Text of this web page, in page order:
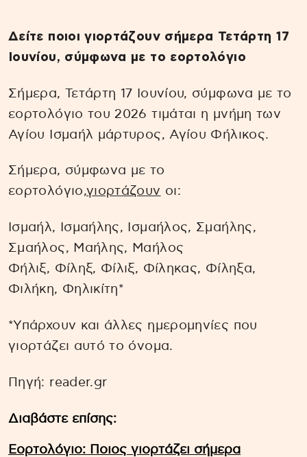
Δείτε ποιοι γιορτάζουν σήμερα Τετάρτη 17
Ιουνίου, σύμφωνα με το εορτολόγιο
Σήμερα, Τετάρτη 17 Ιουνίου, σύμφωνα με το
εορτολόγιο του 2026 τιμάται η μνήμη των
Αγίου Ισμαήλ μάρτυρος, Αγίου Φήλικος.
Σήμερα, σύμφωνα με το
εορτολόγιο,γιορτάζουν οι:
Ισμαήλ, Ισμαήλης, Ισμαήλος, Σμαήλης,
Σμαήλος, Μαήλης, Μαήλος
Φήλιξ, Φίληξ, Φίλιξ, Φίληκας, Φίληξα,
Φιλήκη, Φηλικίτη*
*Υπάρχουν και άλλες ημερομηνίες που
γιορτάζει αυτό το όνομα.
Πηγή: reader.gr
Διαβάστε επίσης:
Εορτολόγιο: Ποιος γιορτάζει σήμερα